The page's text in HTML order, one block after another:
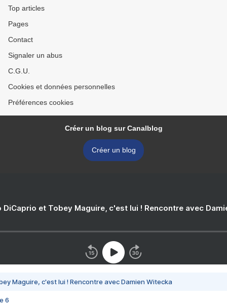
Top articles
Pages
Contact
Signaler un abus
C.G.U.
Cookies et données personnelles
Préférences cookies
Créer un blog sur Canalblog
Créer un blog
DiCaprio et Tobey Maguire, c'est lui ! Rencontre avec
Maguire, c'est lui ! Rencontre avec Damien Witecka
6